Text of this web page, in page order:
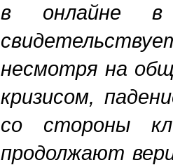
в онлайне в
несмотря на
кризисом,
со стороны
продолжают